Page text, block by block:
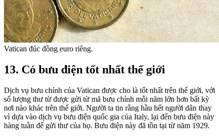
Vatican đúc đồng euro riêng.
13. Có bưu điện tốt nhất thế giới
Dịch vụ bưu chính của Vatican được cho là tốt nhất trên thế giới, với
số lượng thư từ được gửi từ mã bưu chính mỗi năm lớn hơn bất kỳ
nơi nào khác trên thế giới. Người ta tin rằng hầu hết người dân thay
vì dựa vào dịch vụ bưu điện quốc gia của Italy, lại đến bưu điện này
hàng tuần để gửi thư của họ. Bưu điện này đã tồn tại từ năm 1929.